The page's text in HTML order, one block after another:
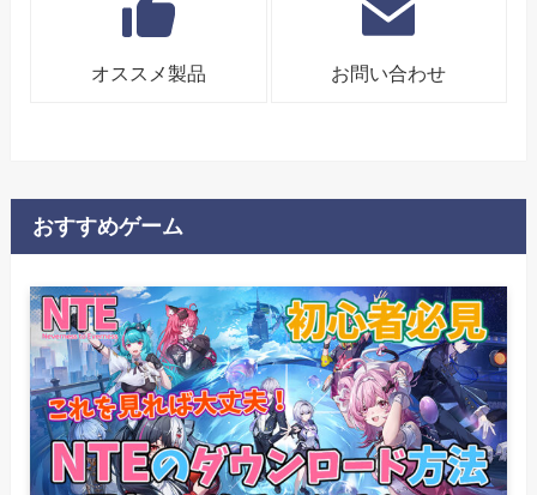
オススメ製品 お問い合わせ
おすすめゲーム